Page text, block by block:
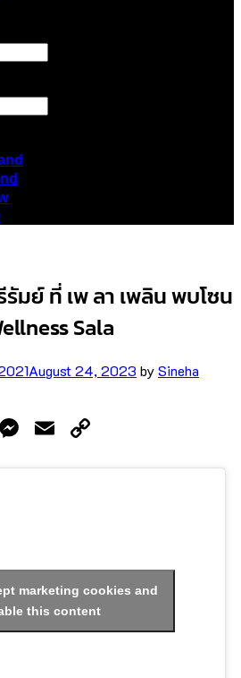
มย์ ที่ เพ ลา เพลิน พบโซน
Sala
August 24, 2023 bySineha
Threads
Messenger
Email
marketing cookies and
this content